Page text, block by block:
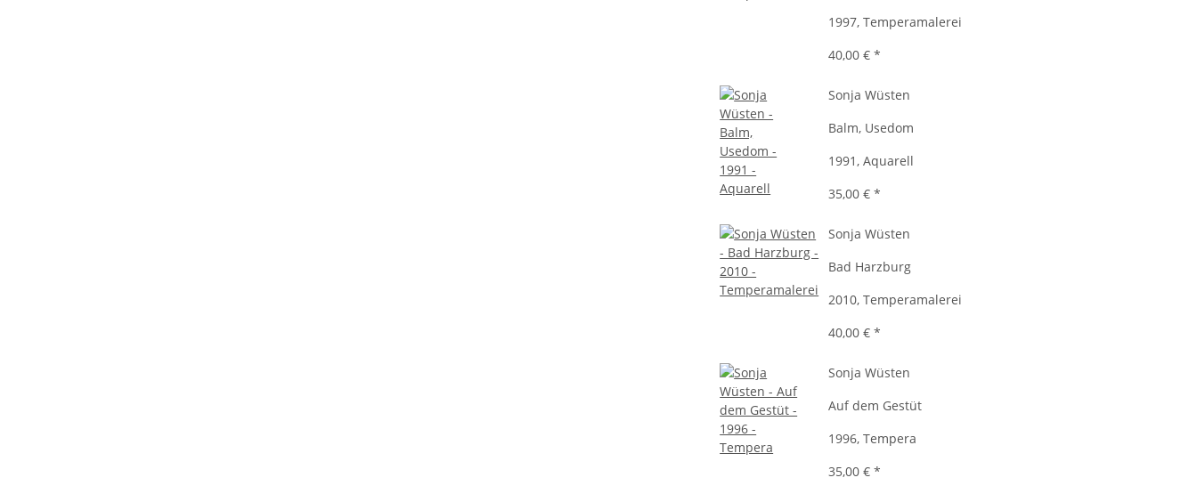
1997, Temperamalerei
40,00 €*
Sonja Wüsten
Balm, Usedom
1991, Aquarell
35,00 €*
Sonja Wüsten
Bad Harzburg
2010, Temperamalerei
40,00 €*
Sonja Wüsten
Auf dem Gestüt
1996, Tempera
35,00 €*